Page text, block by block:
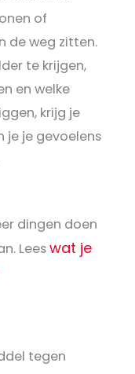
of
de weg zitten.
te krijgen,
en welke
krijg je
je je gevoelens
dingen doen
Leeswat je
tegen